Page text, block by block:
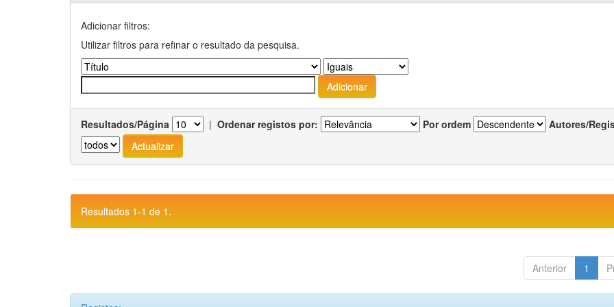
Adicionar filtros:
Utilizar filtros para refinar o resultado da pesquisa.
Resultados/Página | Ordenar registos por: Por ordem Autores/
Resultados 1-1 de 1.
Anterior 1